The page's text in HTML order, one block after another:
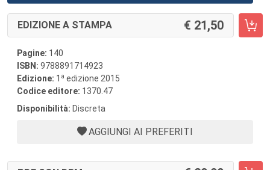
EDIZIONE A STAMPA 21,50
Pagine: 140
ISBN: 9788891714923
Edizione: 1 a edizione 2015
Codice editore: 1370.47
Disponibilità: Discreta
AGGIUNGI AI PREFERITI